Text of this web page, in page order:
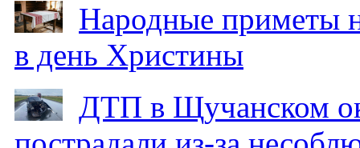
Народные приметы
в день Христины
ДТП в Щучанском